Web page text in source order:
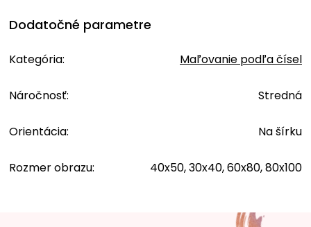
Dodatočné parametre
Kategória: Maľovanie podľa čísel
Náročnosť: Stredná
Orientácia: Na šírku
Rozmer obrazu: 40x50, 30x40, 60x80, 80x100